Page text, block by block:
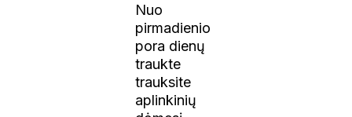
Nuo
pirmadienio
pora dienų
traukte
trauksite
aplinkinių